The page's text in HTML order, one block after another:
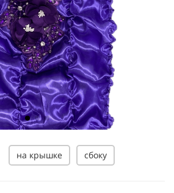
на крышке сбоку